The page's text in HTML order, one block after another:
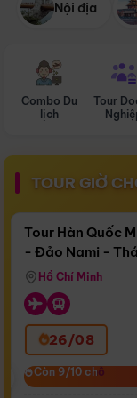
Nội địa
Combo Du
lịch
Tour
TOUR GIỜ
Còn16 ngày
Bay Sun
Tour Hàn Quốc
- Đảo Nami -
Airways)
Hồ Chí Minh
26/08
Còn 9/10 chỗ
Còn 9/10 chỗ